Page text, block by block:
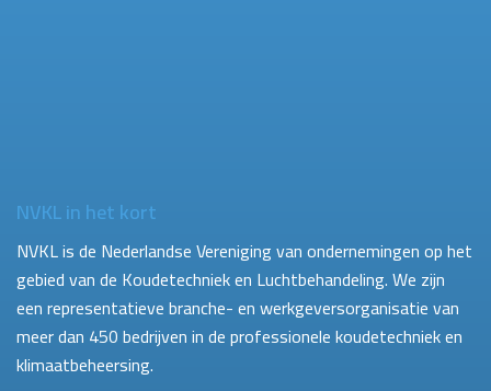
NVKL in het kort
NVKL is de Nederlandse Vereniging van ondernemingen op het
gebied van de Koudetechniek en Luchtbehandeling. We zijn
een representatieve branche- en werkgeversorganisatie van
meer dan 450 bedrijven in de professionele koudetechniek en
klimaatbeheersing.